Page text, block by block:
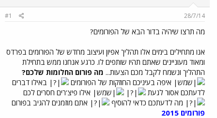
ש
א
ר
28/7/14
#1
מה תרצו שיהיה בדור הבא של הפורומים?
אנו מתחילים בימים אלו תהליך אפיון ועיצוב מחדש של הפורומים בפרדס
ומאוד מעוניינים שאתם תהיו שותפים לו. כרגע אנחנו ממש בתחילת
התהליך ונשמח לקבל מכם הצעות... מה פורום החלומות שלכם?
איפה בעיניכם החוזקות של הפורומים
באילו דברים
לדעתכם אסור לגעת
אילו פיצ'רים חסרים לכם
מה לדעתכם כדאי להוסיף
אתם מוזמנים להגיב בפורום
פורומים 2015